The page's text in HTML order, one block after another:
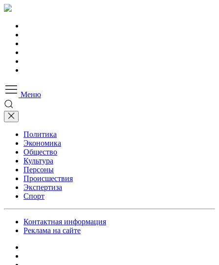
Меню
Политика
Экономика
Общество
Культура
Персоны
Происшествия
Экспертиза
Спорт
Контактная информация
Реклама на сайте